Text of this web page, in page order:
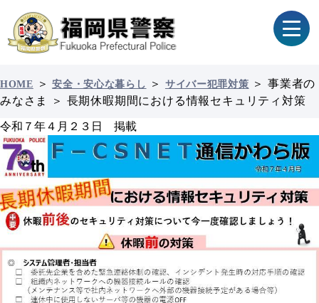
HOME ＞安全・安心な暮らし ＞ サイバー犯罪対策 ＞ 事業者の
みなさま
＞ 長期休暇期間における情報セキュリティ対策
令和７年４月２３日 掲載